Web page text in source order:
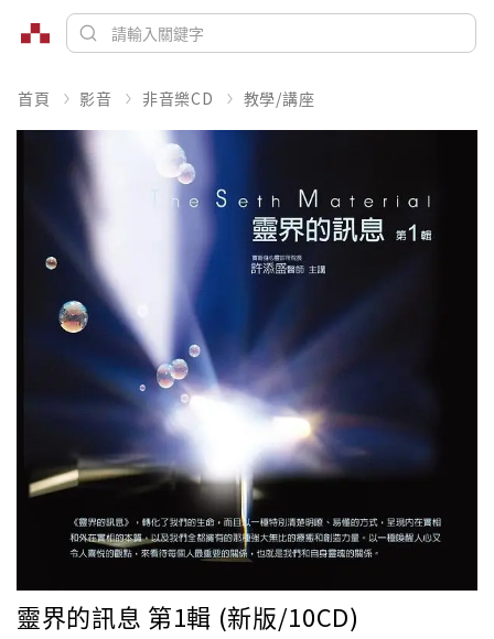
首頁 影音 非音樂CD 教學/講座
靈界的訊息 第1輯 (新版/10CD)